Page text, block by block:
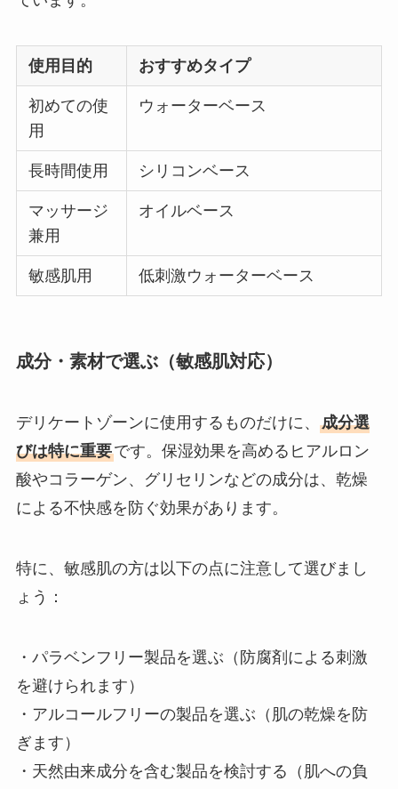
使用目的 おすすめタイプ
初めての使
用
ウォーターベース
長時間使用 シリコンベース
マッサージ
兼用
オイルベース
敏感肌用 低刺激ウォーターベース
成分・素材で選ぶ（敏感肌対応）
デリケートゾーンに使用するものだけに、 成分選
びは特に重要です。保湿効果を高めるヒアルロン
酸やコラーゲン、グリセリンなどの成分は、乾燥
による不快感を防ぐ効果があります。
特に、敏感肌の方は以下の点に注意して選びまし
ょう：
・パラベンフリー製品を選ぶ（防腐剤による刺激
を避けられます）
・アルコールフリーの製品を選ぶ（肌の乾燥を防
ぎます）
・天然由来成分を含む製品を検討する（肌への負